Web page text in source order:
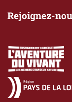
Rejoignez-